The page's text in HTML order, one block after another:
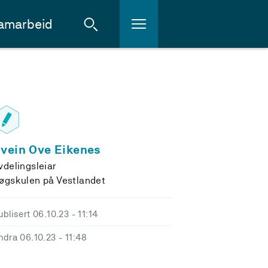
Ove Eikenes
på Vestlandet
06.10.23 - 11:14
06.10.23 - 11:48